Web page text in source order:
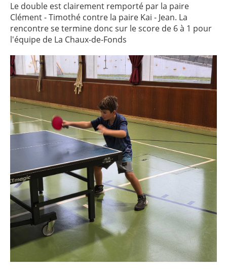
Le double est clairement remporté par la paire
Clément - Timothé contre la paire Kai - Jean. La
rencontre se termine donc sur le score de 6 à 1 pour
l'équipe de La Chaux-de-Fonds